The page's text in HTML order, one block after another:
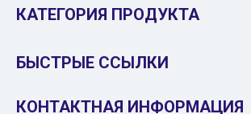
КАТЕГОРИЯ ПРОДУКТА
БЫСТРЫЕ ССЫЛКИ
КОНТАКТНАЯ ИНФОРМАЦИЯ